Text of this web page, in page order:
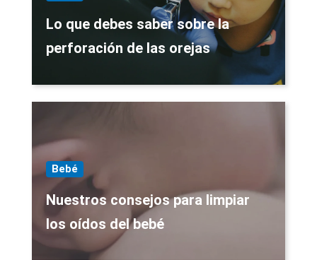
Lo que debes saber sobre la
perforación de las orejas
Bebé
Nuestros consejos para limpiar
los oídos del bebé